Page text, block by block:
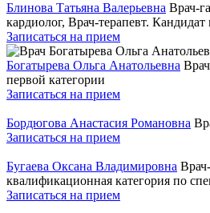
Блинова Татьяна Валерьевна Врач-
кардиолог, Врач-терапевт.
Записаться на прием
Богатырева Ольга Анатольевна
первой категории
Записаться на прием
Бордюгова Анастасия Романовна
Записаться на прием
Бугаева Оксана Владимировна
квалификационная категория по
Записаться на прием